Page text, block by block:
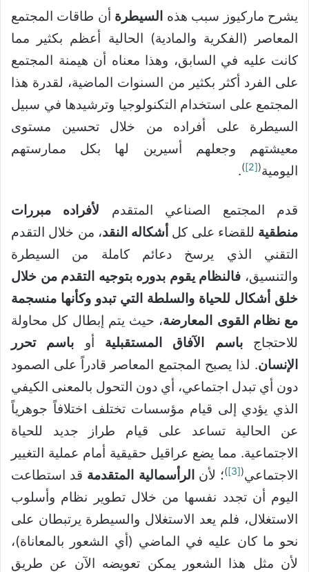
يشرح ماركيوز سبب هذه السيطرة أن طاقات المجتمع
المعاصر (الفكرية والمادية) الحالية أعظم بكثير مما
كانت عليه في السابق، وهذا معناه أن هيمنة المجتمع
على الفرد أكثر بكثير من السنوات الماضية، لقدرة هذا
المجتمع على استخدام التكنولوجيا وترشيدها في سبيل
السيطرة على أفراده من خلال تحسين مستوى
معيشتهم وجعلهم أسيرين لها بكل ممارستهم
اليومية(
[2]
)
.
قدم المجتمع الصناعي المتقدم لأفراده مبررات
منطقية للقضاء على كل أشكاله النقد، من خلال التقدم
التقني الذي يرسخ دعائم كاملة من السيطرة
والتنسيق، فالنظام يقوم بدوره بتوجيه التقدم من خلال
خلق أشكال للحياة والسلطة التي تبدو وكأنها منسجمة
مع نظام القوى المعارضة، حيث يتم إبطال كل محاولة
للاحتجاجباسم الآفاق المستقبلية أو باسم تحرر
الإنسان. لذا يصبح المجتمع المعاصر قادراً على الصمود
دون أي تبدل اجتماعي، أي دون التحول بالمعنى الكيفي
الذي يؤدي إلى قيام مؤسسات تختلف اختلافاً جوهرياً
عن الحالية تساعد على قيام طراز جديد للحياة
الاجتماعية. مما يضع عراقيل حقيقية أمام عملية التغيير
الاجتماعي(
[3]
)؛ لأن الرأسمالية المتقدمة قد استطاعت
اليوم أن تجدد نفسها من خلال تطوير نظام وأسلوب
الاستغلال، فلم يعد الاستغلال والسيطرة يرتبطان على
نحو ما كان عليه في الماضي (أي الشعور بالمعاناة)،
لأن مثل هذا الشعور يمكن تعويضه الآن عن طريق